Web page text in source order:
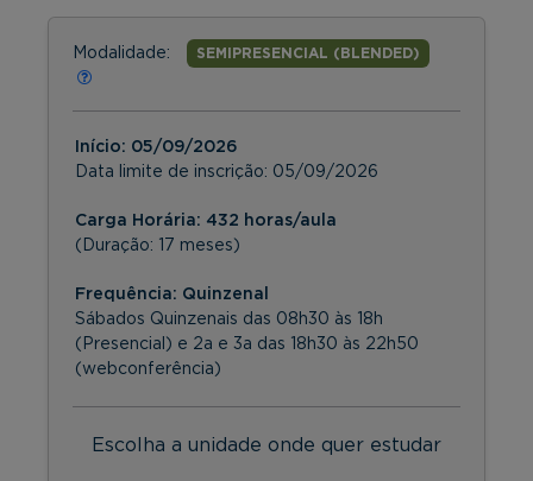
Modalidade: SEMIPRESENCIAL (BLENDED)
Início: 05/09/2026
Data limite de inscrição: 05/09/2026
Carga Horária: 432 horas/aula
(Duração: 17 meses)
Frequência: Quinzenal
Sábados Quinzenais das 08h30 às 18h
(Presencial) e 2a e 3a das 18h30 às 22h50
(webconferência)
Escolha a unidade onde quer estudar